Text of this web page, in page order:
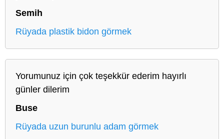
Semih
Rüyada plastik bidon görmek
Yorumunuz için çok teşekkür ederim hayırlı
günler dilerim
Buse
Rüyada uzun burunlu adam görmek